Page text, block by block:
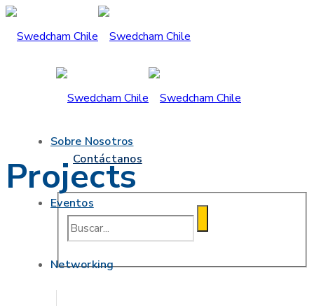
Sobre Nosotros
Eventos
Networking
Contáctanos
Projects